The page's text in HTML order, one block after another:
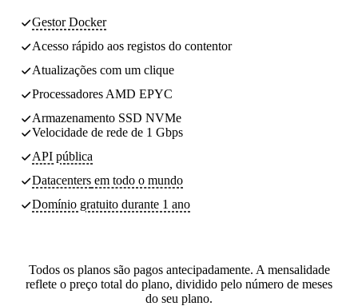
Gestor Docker
Acesso rápido aos registos do contentor
Atualizações com um clique
Processadores AMD EPYC
Armazenamento SSD NVMe
Velocidade de rede de 1 Gbps
API pública
Datacenters em todo o mundo
Domínio gratuito durante 1 ano
Todos os planos são pagos antecipadamente. A mensalidade
reflete o preço total do plano, dividido pelo número de meses
do seu plano.